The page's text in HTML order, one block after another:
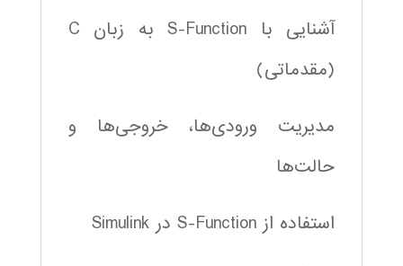
آشنایی با S-Function به زبان C
(مقدماتی)
مدیریت ورودی‌ها، خروجی‌ها و
حالت‌ها
استفاده از S-Function در Simulink